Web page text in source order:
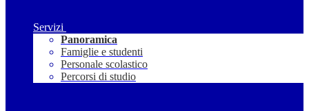
Servizi
Panoramica
Famiglie e studenti
Personale scolastico
Percorsi di studio